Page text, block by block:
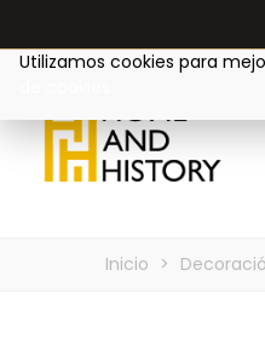
Inicio >
Utilizamos cookies para